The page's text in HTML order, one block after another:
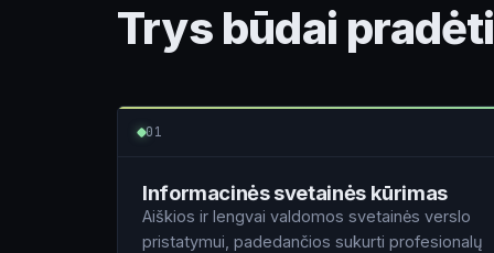
Trys būdai pradėti
01
Informacinės svetainės kūrimas
Aiškios ir lengvai valdomos svetainės verslo
pristatymui, padedančios sukurti profesionalų